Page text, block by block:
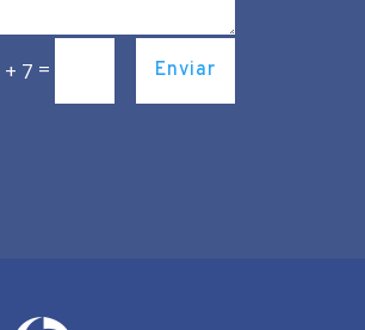
+ 7 = Enviar